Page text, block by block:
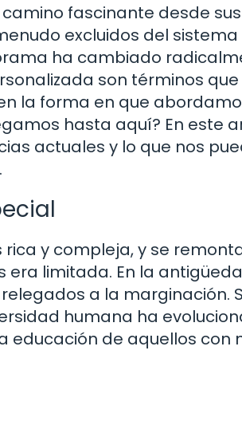
fascinante desde sus
excluidos del
ha cambiado
son términos que
la forma en que
hasta aquí? En este
actuales y lo que nos
y compleja, y se
limitada. En la
a la marginación.
humana ha
de aquellos con